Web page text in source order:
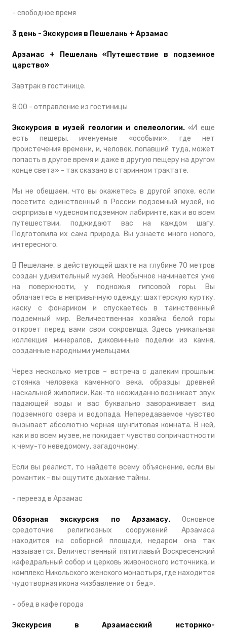
- свободное время
3 день - Экскурсия в Пешелань + Арзамас
Арзамас + Пешелань «Путешествие в подземное
царство»
Завтрак в гостинице.
8:00 - отправление из гостиницы
Экскурсия в музей геологии и спелеологии.«И еще
есть пещеры, именуемые «особыми», где нет
проистечения времени, и, человек, попавший туда, может
попасть в другое время и даже в другую пещеру на другом
конце света» - так сказано в старинном трактате.
Мы не обещаем, что вы окажетесь в другой эпохе, если
посетите единственный в России подземный музей, но
сюрпризы в чудесном подземном лабиринте, как и во всем
путешествии, поджидают вас на каждом шагу.
Подготовила их сама природа. Вы узнаете много нового,
интересного.
В Пешелане, в действующей шахте на глубине 70 метров
создан удивительный музей. Необычное начинается уже
на поверхности, у подножья гипсовой горы. Вы
облачаетесь в непривычную одежду: шахтерскую куртку,
каску с фонариком и спускаетесь в таинственный
подземный мир. Величественная хозяйка белой горы
откроет перед вами свои сокровища. Здесь уникальная
коллекция минералов, диковинные поделки из камня,
созданные народными умельцами.
Через несколько метров – встреча с далеким прошлым:
стоянка человека каменного века, образцы древней
наскальной живописи. Как-то неожиданно возникает звук
падающей воды и вас буквально завораживает вид
подземного озера и водопада. Непередаваемое чувство
вызывает абсолютно черная шунгитовая комната. В ней,
как и во всем музее, не покидает чувство сопричастности
к чему-то неведомому, загадочному.
Если вы реалист, то найдете всему объяснение, если вы
романтик - вы ощутите дыхание тайны.
- переезд в Арзамас
Обзорная экскурсия по Арзамасу.Основное
средоточие религиозных сооружений Арзамаса
находится на соборной площади, недаром она так
называется. Величественный пятиглавый Воскресенский
кафедральный собор и церковь живоносного источника, и
комплекс Никольского женского монастыря, где находится
чудотворная икона «избавление от бед».
- обед в кафе города
Экскурсия в Арзамасский историко-